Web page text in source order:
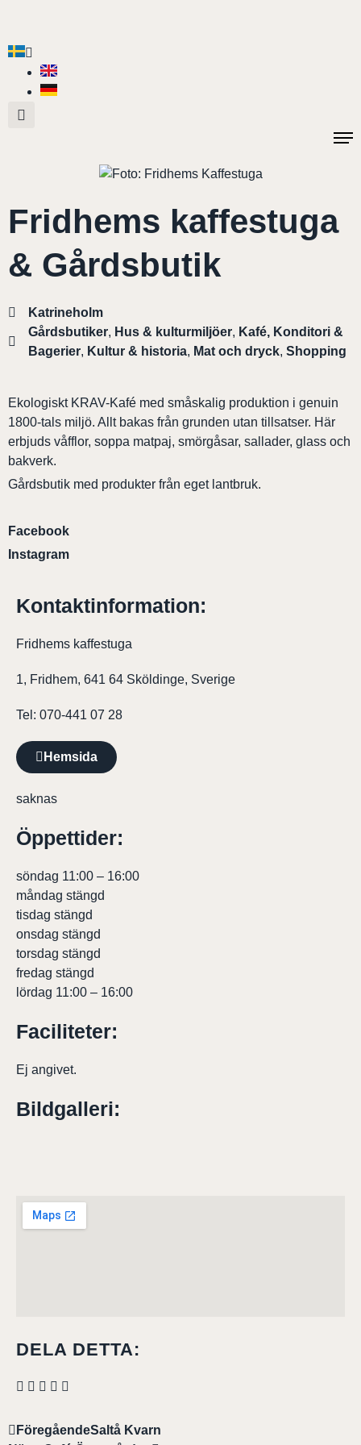
Fridhems kaffestuga
& Gårdsbutik
Katrineholm
Gårdsbutiker, Hus & kulturmiljöer, Kafé, Konditori &
Bagerier, Kultur & historia, Mat och dryck, Shopping
Ekologiskt KRAV-Kafé med småskalig produktion i genuin
1800-tals miljö. Allt bakas från grunden utan tillsatser. Här
erbjuds våfflor, soppa matpaj, smörgåsar, sallader, glass och
bakverk.
Gårdsbutik med produkter från eget lantbruk.
Facebook
Instagram
Kontaktinformation:
Fridhems kaffestuga
1, Fridhem, 641 64 Sköldinge, Sverige
Tel: 070-441 07 28
Hemsida
saknas
Öppettider:
söndag 11:00 – 16:00
måndag stängd
tisdag stängd
onsdag stängd
torsdag stängd
fredag stängd
lördag 11:00 – 16:00
Faciliteter:
Ej angivet.
Bildgalleri:
DELA DETTA:
FöregåendeSaltå Kvarn